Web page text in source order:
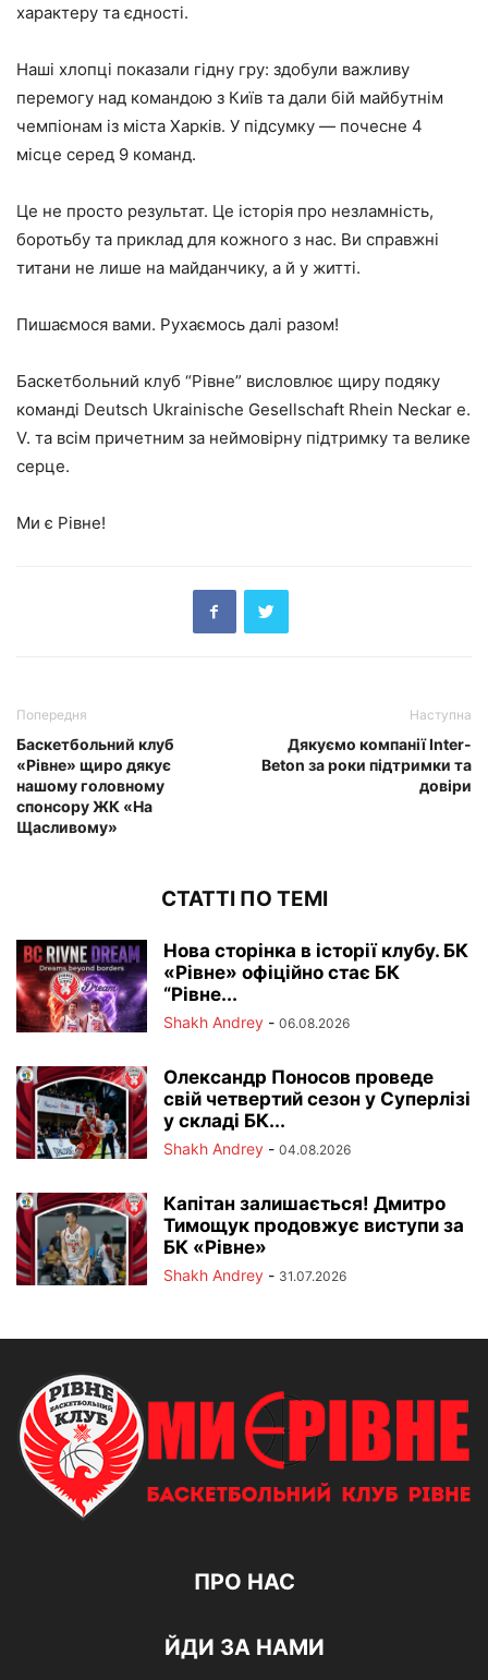
характеру та єдності.
Наші хлопці показали гідну гру: здобули важливу
перемогу над командою з Київ та дали бій майбутнім
чемпіонам із міста Харків. У підсумку — почесне 4
місце серед 9 команд.
Це не просто результат. Це історія про незламність,
боротьбу та приклад для кожного з нас. Ви справжні
титани не лише на майданчику, а й у житті.
Пишаємося вами. Рухаємось далі разом!
Баскетбольний клуб “Рівне” висловлює щиру подяку
команді Deutsch Ukrainische Gesellschaft Rhein Neckar e.
V. та всім причетним за неймовірну підтримку та велике
серце.
Ми є Рівне!
Попередня
Баскетбольний клуб
«Рівне» щиро дякує
нашому головному
спонсору ЖК «На
Щасливому»
Наступна
Дякуємо компанії Inter-
Beton за роки підтримки та
довіри
СТАТТІ ПО ТЕМІ
Нова сторінка в історії клубу. БК
«Рівне» офіційно стає БК
“Рівне...
Shakh Andrey - 06.08.2026
Олександр Поносов проведе
свій четвертий сезон у Суперлізі
у складі БК...
Shakh Andrey - 04.08.2026
Капітан залишається! Дмитро
Тимощук продовжує виступи за
БК «Рівне»
Shakh Andrey - 31.07.2026
ПРО НАС
ЙДИ ЗА НАМИ